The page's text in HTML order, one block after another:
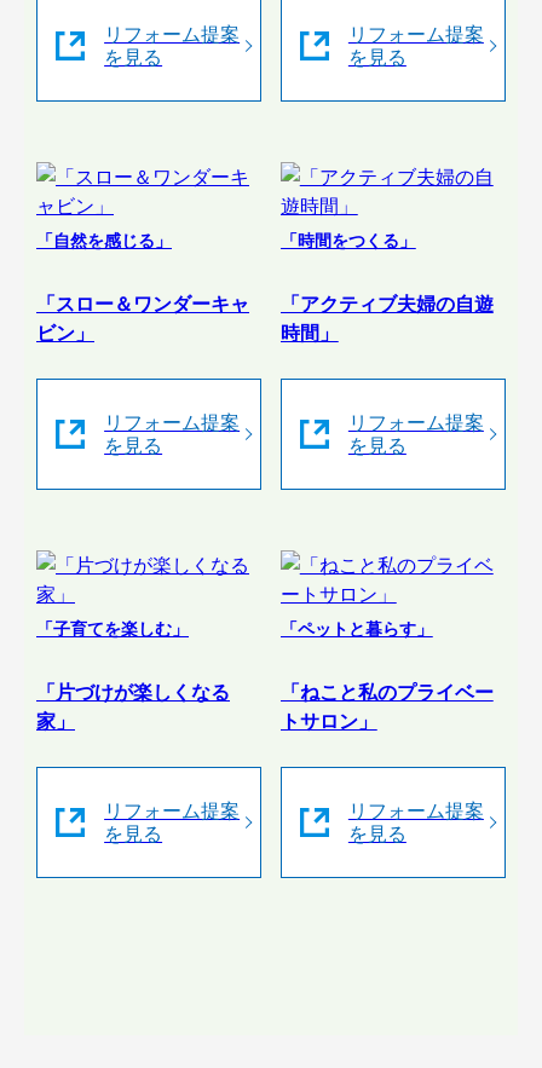
リフォーム提案
を見る
リフォーム提案
を見る
「自然を感じる」
「スロー＆ワンダーキャ
ビン」
リフォーム提案
を見る
「時間をつくる」
「アクティブ夫婦の自遊
時間」
リフォーム提案
を見る
「子育てを楽しむ」
「片づけが楽しくなる
家」
リフォーム提案
を見る
「ペットと暮らす」
「ねこと私のプライベー
トサロン」
リフォーム提案
を見る